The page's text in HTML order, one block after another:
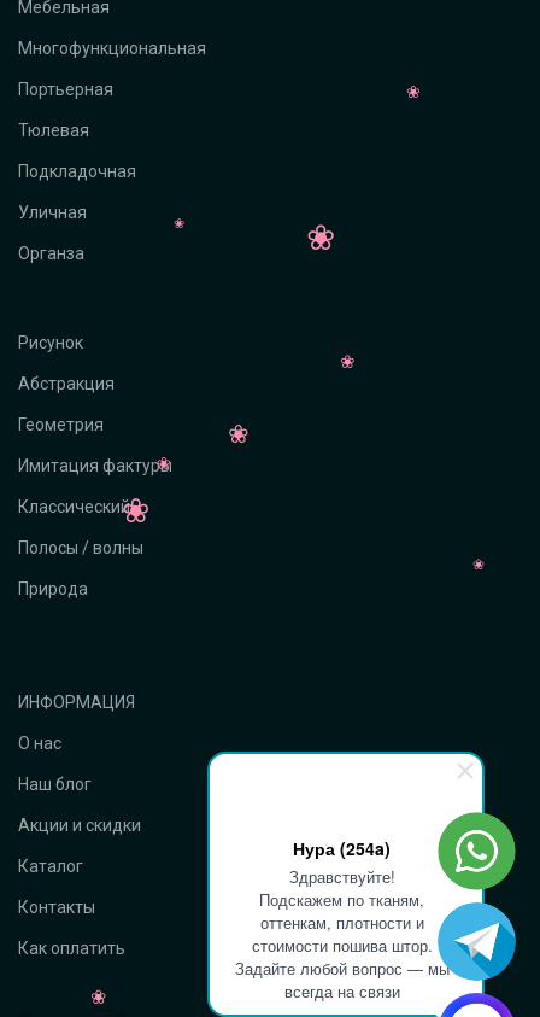
Нура (254a)
Здравствуйте!
Подскажем по тканям,
оттенкам, плотности и
стоимости пошива штор.
Задайте любой вопрос — мы
всегда на связи
Мебельная
Многофункциональная
Портьерная
Тюлевая
Подкладочная
Уличная
Органза
Рисунок
Абстракция
Геометрия
Имитация фактуры
Классический
Полосы / волны
Природа
ИНФОРМАЦИЯ
О нас
Наш блог
Акции и скидки
Каталог
Контакты
Как оплатить